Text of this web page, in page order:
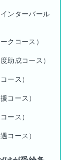
ンターバール
クコース）
助成コース）
ース）
コース）
ース）
コース）